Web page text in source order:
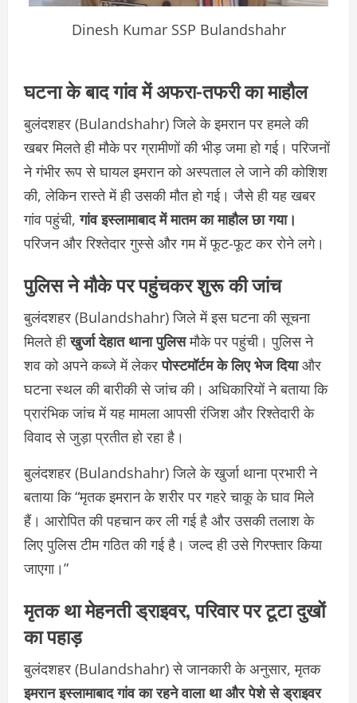
Dinesh Kumar SSP Bulandshahr
घटना के बाद गांव में अफरा-तफरी का माहौल
बुलंदशहर (Bulandshahr) जिले के इमरान पर हमले की
खबर मिलते ही मौके पर ग्रामीणों की भीड़ जमा हो गई। परिजनों
ने गंभीर रूप से घायल इमरान को अस्पताल ले जाने की कोशिश
की, लेकिन रास्ते में ही उसकी मौत हो गई। जैसे ही यह खबर
गांव पहुंची,गांव इस्लामाबाद में मातम का माहौल छा गया।
परिजन और रिश्तेदार गुस्से और गम में फूट-फूट कर रोने लगे।
पुलिस ने मौके पर पहुंचकर शुरू की जांच
बुलंदशहर (Bulandshahr) जिले में इस घटना की सूचना
मिलते हीखुर्जा देहात थाना पुलिसमौके पर पहुंची। पुलिस ने
शव को अपने कब्जे में लेकरपोस्टमॉर्टम के लिए भेज दियाऔर
घटना स्थल की बारीकी से जांच की। अधिकारियों ने बताया कि
प्रारंभिक जांच में यह मामला आपसी रंजिश और रिश्तेदारी के
विवाद से जुड़ा प्रतीत हो रहा है।
बुलंदशहर (Bulandshahr) जिले के खुर्जा थाना प्रभारी ने
बताया कि “मृतक इमरान के शरीर पर गहरे चाकू के घाव मिले
हैं। आरोपित की पहचान कर ली गई है और उसकी तलाश के
लिए पुलिस टीम गठित की गई है। जल्द ही उसे गिरफ्तार किया
जाएगा।”
मृतक था मेहनती ड्राइवर, परिवार पर टूटा दुखों
का पहाड़
बुलंदशहर (Bulandshahr) से जानकारी के अनुसार, मृतक
इमरान इस्लामाबाद गांव का रहने वाला था और पेशे से ड्राइवर